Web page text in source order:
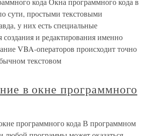
сути, простыми текстовыми
у них есть специальные
создания и редактирования именно
VBA-операторов происходит точно
текстовом
в окне программного
программного кода В программном